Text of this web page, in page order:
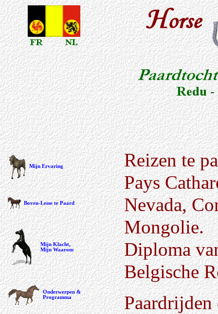
Mijn Ervaring
Boven-Lesse te Paard
Mijn Klacht,
Mijn Waarom
Onderwerpen &
Programma
Reizen te
Pays
Nevada,
Mongolie.
Diploma
Belgische